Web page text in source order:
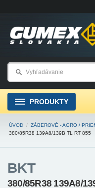
PRODUKTY
ÚVOD / ZÁBEROVÉ - AGRO /
380/85R38 139A8/139B TL RT 855
BKT
380/85R38 139A8/